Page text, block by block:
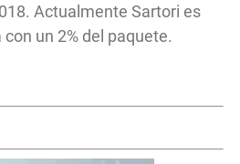
Actualmente Sartori es
un 2% del paquete.